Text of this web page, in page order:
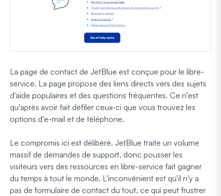
La page de contact de JetBlue est conçue pour le libre-
service. La page propose des liens directs vers des sujets
d'aide populaires et des questions fréquentes. Ce n'est
qu'après avoir fait défiler ceux-ci que vous trouvez les
options d'e-mail et de téléphone.
Le compromis ici est délibéré. JetBlue traite un volume
massif de demandes de support, donc pousser les
visiteurs vers des ressources en libre-service fait gagner
du temps à tout le monde. L'inconvénient est qu'il n'y a
pas de formulaire de contact du tout, ce qui peut frustrer